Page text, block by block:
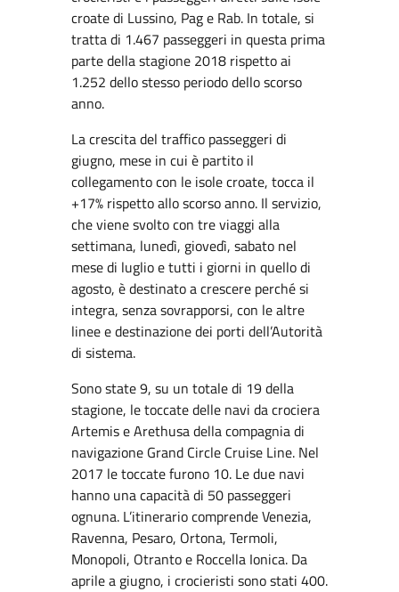
croate di Lussino, Pag e Rab. In totale, si
tratta di 1.467 passeggeri in questa prima
parte della stagione 2018 rispetto ai
1.252 dello stesso periodo dello scorso
anno.
La crescita del traffico passeggeri di
giugno, mese in cui è partito il
collegamento con le isole croate, tocca il
+17% rispetto allo scorso anno. Il servizio,
che viene svolto con tre viaggi alla
settimana, lunedì, giovedì, sabato nel
mese di luglio e tutti i giorni in quello di
agosto, è destinato a crescere perché si
integra, senza sovrapporsi, con le altre
linee e destinazione dei porti dell’Autorità
di sistema.
Sono state 9, su un totale di 19 della
stagione, le toccate delle navi da crociera
Artemis e Arethusa della compagnia di
navigazione Grand Circle Cruise Line. Nel
2017 le toccate furono 10. Le due navi
hanno una capacità di 50 passeggeri
ognuna. L’itinerario comprende Venezia,
Ravenna, Pesaro, Ortona, Termoli,
Monopoli, Otranto e Roccella Ionica. Da
aprile a giugno, i crocieristi sono stati 400.